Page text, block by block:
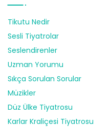
Tikutu Nedir
Sesli Tiyatrolar
Seslendirenler
Uzman Yorumu
Sıkça Sorulan Sorular
Müzikler
Düz Ülke Tiyatrosu
Karlar Kraliçesi Tiyatrosu